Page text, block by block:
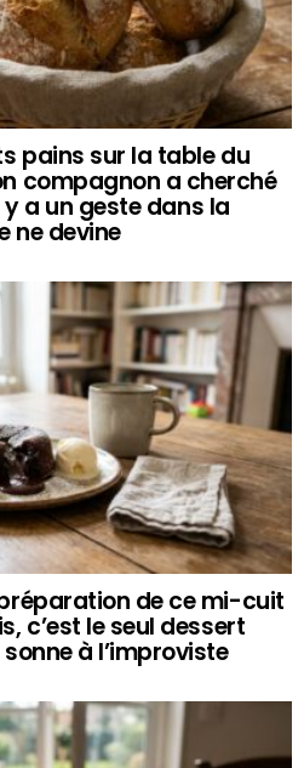
pains sur la table du
compagnon a cherché
a un geste dans la
ne devine
de ce mi-cuit
c’est le seul dessert
à l’improviste